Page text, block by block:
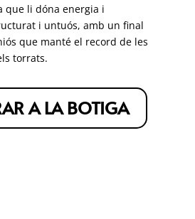
que li dóna energia i
i untuós, amb un final
que manté el record de les
torrats.
A LA BOTIGA